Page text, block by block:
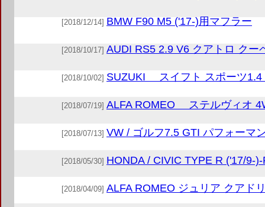
[2018/12/14] BMW F90 M5 ('17-)用マフラー
[2018/10/17] AUDI RS5 2.9 V6 クアトロ クー
[2018/10/02] SUZUKI スイフト スポーツ1.4
[2018/07/19] ALFA ROMEO ステルヴィオ
[2018/07/13] VW / ゴルフ7.5 GTI パフォーマ
[2018/05/30] HONDA / CIVIC TYPE R ('17/9-
[2018/04/09] ALFA ROMEO ジュリア クアド